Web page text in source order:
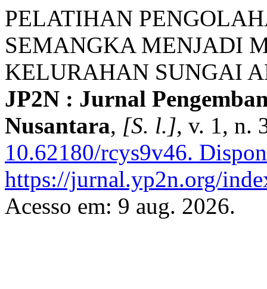
PELATIHAN
SEMANGKA MENJADI
KELURAHAN SUNGAI
JP2N : Jurnal
Nusantara, [S. l.], v. 1, n.
10.62180/rcys9v46.
https://jurnal.yp2n.org/
Acesso em: 9 aug. 2026.